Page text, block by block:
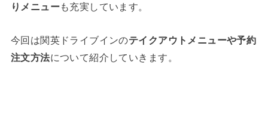
りメニューも充実しています。
今回は関英ドライブインのテイクアウトメニューや予約
注文方法について紹介していきます。